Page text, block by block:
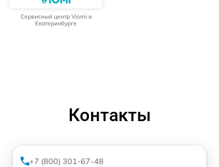
Сервисный центр Viomi в
Екатеринбурге
Контакты
+7 (800) 301-67-48